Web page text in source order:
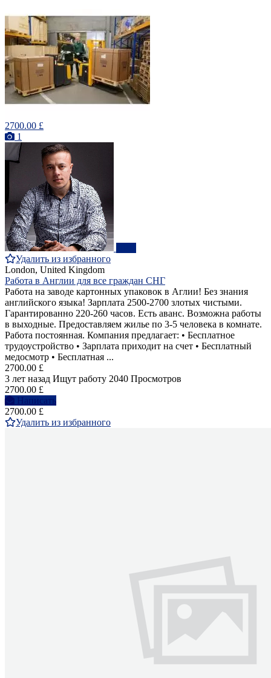
2700.00 £
1
Удалить из избранного
London, United Kingdom
Работа в Англии для все граждан СНГ
Работа на заводе картонных упаковок в Аглии! Без знания
английского языка! Зарплата 2500-2700 злотых чистыми.
Гарантированно 220-260 часов. Есть аванс. Возможна работы
в выходные. Предоставляем жилье по 3-5 человека в комнате.
Работа постоянная. Компания предлагает: • Бесплатное
трудоустройство • Зарплата приходит на счет • Бесплатный
медосмотр • Бесплатная ...
2700.00 £
3 лет назад Ищут работу 2040 Просмотров
2700.00 £
Написать
2700.00 £
Удалить из избранного